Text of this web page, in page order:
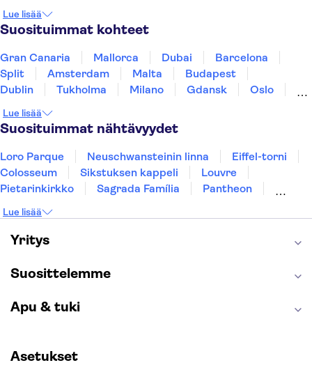
Thaimaa
Turkki
Lue lisää
Suosituimmat kohteet
Gran Canaria Mallorca Dubai
Barcelona
Split
Amsterdam Malta
Budapest
Dublin
Tukholma Milano Gdansk
Oslo
Tallinna
Ljubljana Riika
Lue lisää
Suosituimmat nähtävyydet
Loro Parque Neuschwansteinin linna
Eiffel-torni
Colosseum
Sikstuksen kappeli
Louvre
Pietarinkirkko
Sagrada Família
Pantheon
Keukenhof
London Eye
Montmartre
Wieliczkan suolakaivos
Lue lisää
Yritys
Suosittelemme
Apu & tuki
Asetukset